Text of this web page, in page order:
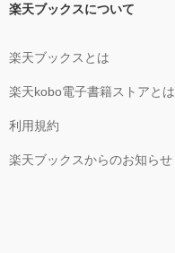
楽天ブックスについて
楽天ブックスとは
楽天kobo電子書籍ストアとは
利用規約
楽天ブックスからのお知らせ